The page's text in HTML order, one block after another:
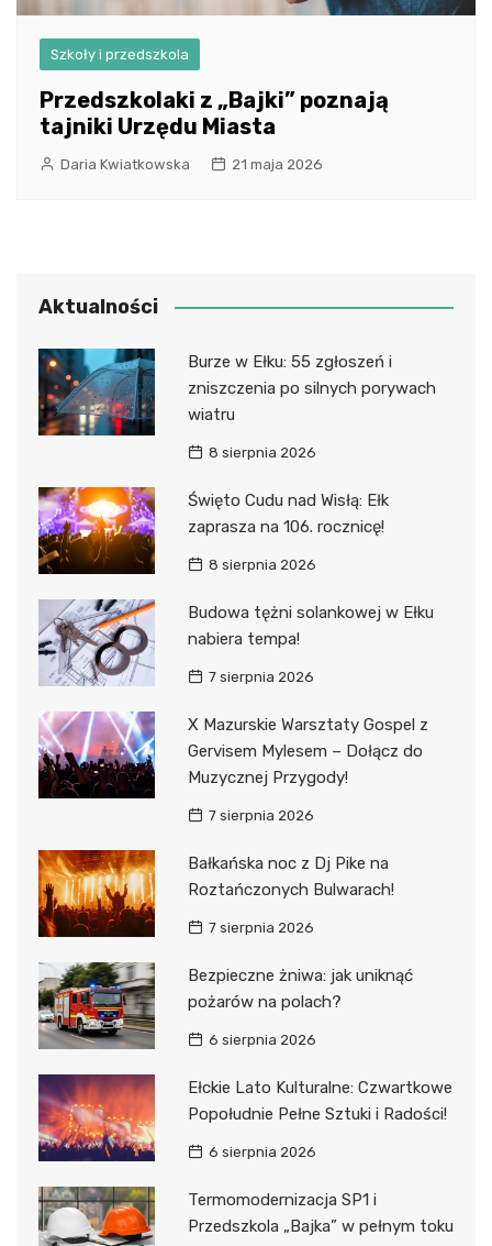
Szkoły i przedszkola
Przedszkolaki z „Bajki” poznają
tajniki Urzędu Miasta
Daria Kwiatkowska 21 maja 2026
Aktualności
Burze w Ełku: 55 zgłoszeń i
zniszczenia po silnych porywach
wiatru
8 sierpnia 2026
Święto Cudu nad Wisłą: Ełk
zaprasza na 106. rocznicę!
8 sierpnia 2026
Budowa tężni solankowej w Ełku
nabiera tempa!
7 sierpnia 2026
X Mazurskie Warsztaty Gospel z
Gervisem Mylesem – Dołącz do
Muzycznej Przygody!
7 sierpnia 2026
Bałkańska noc z Dj Pike na
Roztańczonych Bulwarach!
7 sierpnia 2026
Bezpieczne żniwa: jak uniknąć
pożarów na polach?
6 sierpnia 2026
Ełckie Lato Kulturalne: Czwartkowe
Popołudnie Pełne Sztuki i Radości!
6 sierpnia 2026
Termomodernizacja SP1 i
Przedszkola „Bajka” w pełnym toku